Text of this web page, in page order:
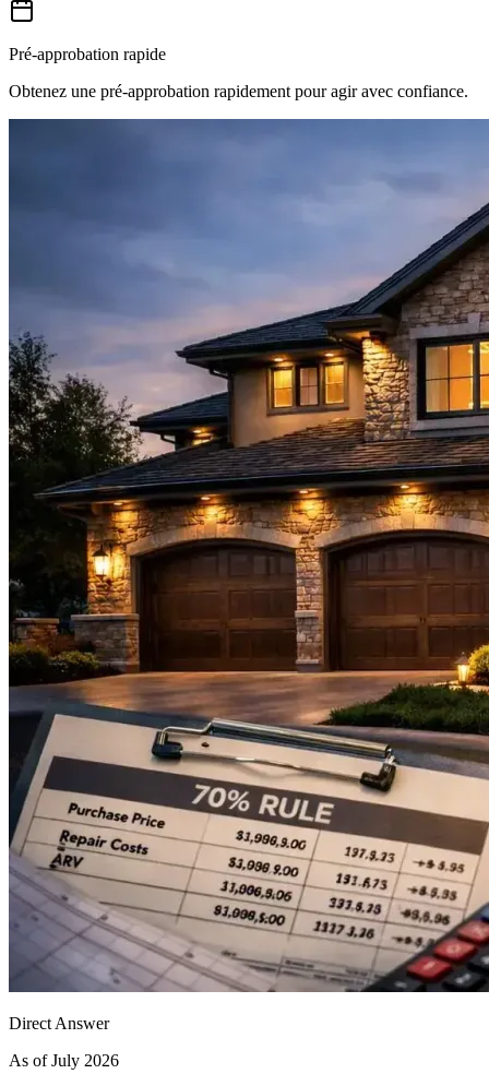
Pré-approbation rapide
Obtenez une pré-approbation rapidement pour agir avec confiance.
Direct Answer
As of July 2026